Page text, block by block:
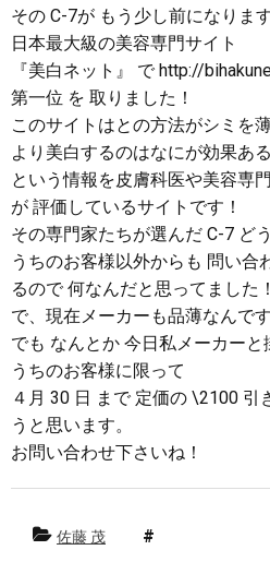
その C-7が もう少し前になりま
日本最大級の美容専門サイト
『美白ネット』 で http://
第一位 を 取りました！
このサイトはとの方法がシミを
より美白するのはなにが効果あ
という情報を皮膚科医や美容専
が 評価しているサイトです！
その専門家たちが選んだ C-7 ど
うちのお客様以外からも 問い合
るので 何なんだと思ってました！
で、現在メーカーも品薄なんで
でも なんとか 今日私メーカーと
うちのお客様に限って
４月 30 日 まで 定価の \2100 引
うと思います。
お問い合わせ下さいね！
佐藤 茂